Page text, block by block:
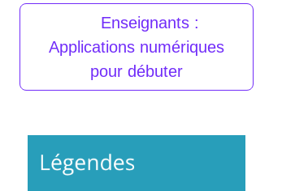
Enseignants :
Applications numériques
pour débuter